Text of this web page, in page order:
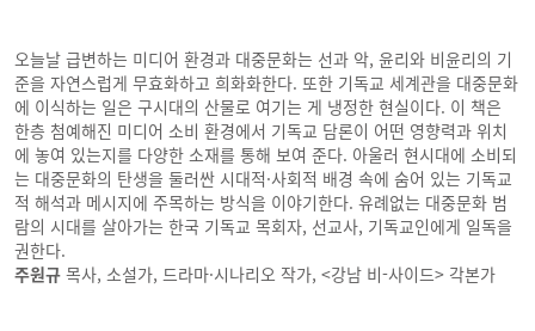
오늘날 급변하는 미디어 환경과 대중문화는 선과 악, 윤리와 비윤리의 기
준을 자연스럽게 무효화하고 희화화한다. 또한 기독교 세계관을 대중문화
에 이식하는 일은 구시대의 산물로 여기는 게 냉정한 현실이다. 이 책은
한층 첨예해진 미디어 소비 환경에서 기독교 담론이 어떤 영향력과 위치
에 놓여 있는지를 다양한 소재를 통해 보여 준다. 아울러 현시대에 소비되
는 대중문화의 탄생을 둘러싼 시대적·사회적 배경 속에 숨어 있는 기독교
적 해석과 메시지에 주목하는 방식을 이야기한다. 유례없는 대중문화 범
람의 시대를 살아가는 한국 기독교 목회자, 선교사, 기독교인에게 일독을
권한다.
주원규 목사, 소설가, 드라마·시나리오 작가, <강남 비-사이드> 각본가